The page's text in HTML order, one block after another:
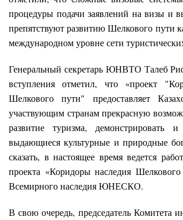
процедуры подачи заявлений на визы и
препятствуют развитию Шелкового пути
международном уровне сети
Генеральный секретарь ЮНВТО Талеб
вступления отметил, что «проект
Шелкового пути" предоставляет
участвующим странам прекрасную
развитие туризма, демонстрировать
выдающиеся культурные и природные
сказать, в настоящее время ведется
проекта «Коридоры наследия
Всемирного наследия ЮНЕСКО.
В свою очередь, председатель Комитета